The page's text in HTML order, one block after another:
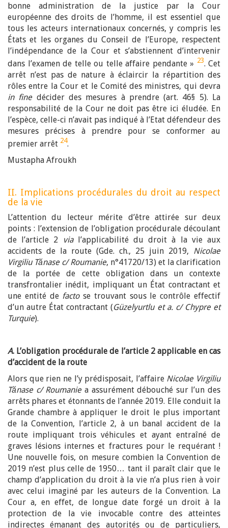
bonne administration de la justice par la Cour
européenne des droits de l’homme, il est essentiel que
tous les acteurs internationaux concernés, y compris les
États et les organes du Conseil de l’Europe, respectent
l’indépendance de la Cour et s’abstiennent d’intervenir
dans l’examen de telle ou telle affaire pendante » 23. Cet
arrêt n’est pas de nature à éclaircir la répartition des
rôles entre la Cour et le Comité des ministres, qui devra
in finedécider des mesures à prendre (art. 46§ 5). La
responsabilité de la Cour ne doit pas être ici éludée. En
l’espèce, celle-ci n’avait pas indiqué à l’Etat défendeur des
mesures précises à prendre pour se conformer au
premier arrêt 24.
Mustapha Afroukh
II. Implications procédurales du droit au respect
de la vie
L’attention du lecteur mérite d’être attirée sur deux
points : l’extension de l’obligation procédurale découlant
de l’article 2
vial’applicabilité du droit à la vie aux
accidents de la route (Gde. ch., 25 juin 2019, Nicolae
Virgiliu Tănase c/ Roumanie, n°41720/13) et la clarification
de la portée de cette obligation dans un contexte
transfrontalier inédit, impliquant un État contractant et
une entité de factose trouvant sous le contrôle effectif
d’un autre État contractant (Güzelyurtlu et a. c/ Chypre et
Turquie).
A. L’obligation procédurale de l’article 2 applicable en cas
d’accident de la route
Alors que rien ne l’y prédisposait, l’affaire Nicolae Virgiliu
Tănase c/ Roumaniea assurément débouché sur l’un des
arrêts phares et étonnants de l’année 2019. Elle conduit la
Grande chambre à appliquer le droit le plus important
de la Convention, l’article 2, à un banal accident de la
route impliquant trois véhicules et ayant entraîné de
graves lésions internes et fractures pour le requérant !
Une nouvelle fois, on mesure combien la Convention de
2019 n’est plus celle de 1950… tant il paraît clair que le
champ d’application du droit à la vie n’a plus rien à voir
avec celui imaginé par les auteurs de la Convention. La
Cour a, en effet, de longue date forgé un droit à la
protection de la vie invocable contre des atteintes
indirectes émanant des autorités ou de particuliers,